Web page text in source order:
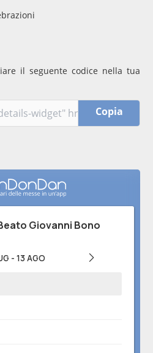
il seguente codice nella tua
Copia